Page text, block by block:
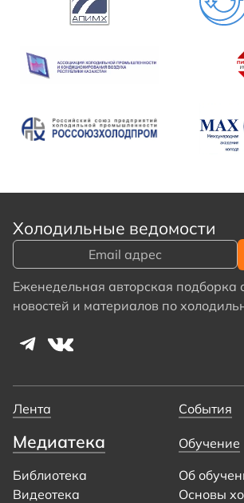
Холодильные ведомости
Еженедельная авторская подборка
новостей и материалов по
Лента События
Медиатека
Библиотека
Видеотека
Обучение
Об
Основы